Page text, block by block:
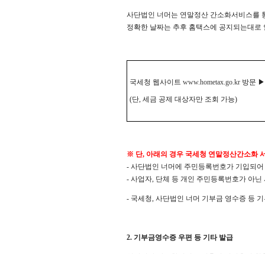
사단법인 너머는 연말정산 간소화서비스를
정확한 날짜는 추후 홈택스에 공지되는대로
국세청 웹사이트 www.hometax.go.kr 방문 ▶
(단, 세금 공제 대상자만 조회 가능)
※ 단, 아래의 경우 국세청 연말정산간소화
- 사단법인 너머에 주민등록번호가 기입되
- 사업자, 단체 등 개인 주민등록번호가 아
- 국세청, 사단법인 너머 기부금 영수증 등
2. 기부금영수증 우편 등 기타 발급